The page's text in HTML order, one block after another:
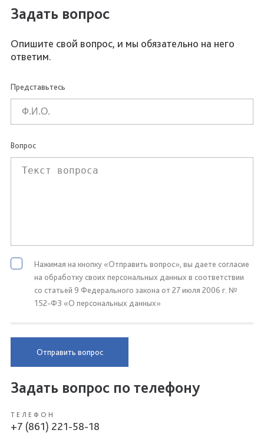
Задать вопрос
Опишите свой вопрос, и мы обязательно на него
ответим.
Представьтесь
Вопрос
Нажимая на кнопку «Отправить вопрос», вы даете согласие
на обработку своих персональных данных в соответствии
со статьей 9 Федерального закона от 27 июля 2006 г. №
152-ФЗ «О персональных данных»
Отправить вопрос
Задать вопрос по телефону
ТЕЛЕФОН
+7 (861) 221-58-18